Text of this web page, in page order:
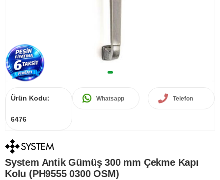
Ürün Kodu:
6476
Whatsapp Telefon
System Antik Gümüş 300 mm Çekme Kapı
Kolu (PH9555 0300 OSM)